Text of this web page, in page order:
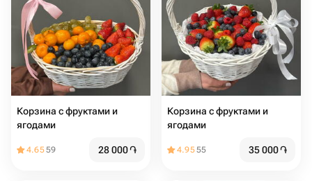
Корзина с фруктами и
ягодами
4.6559 28 000֏
Корзина с фруктами и
ягодами
4.9555 35 000֏